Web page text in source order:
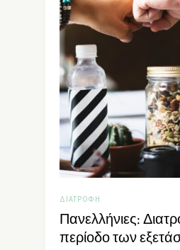
ΔΙΑΤΡΟΦΉ
Πανελλήνιες:
περίοδο των